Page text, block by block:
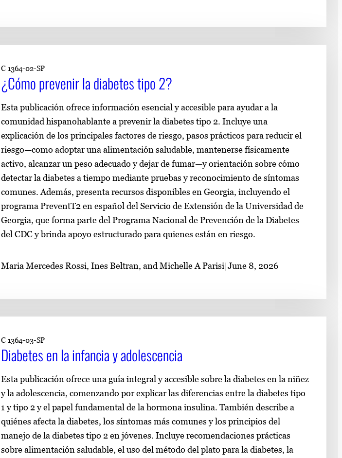
C 1364-02-SP
¿Cómo prevenir la diabetes tipo 2?
Esta publicación ofrece información esencial y accesible para ayudar a la
comunidad hispanohablante a prevenir la diabetes tipo 2. Incluye una
explicación de los principales factores de riesgo, pasos prácticos para reducir el
riesgo—como adoptar una alimentación saludable, mantenerse físicamente
activo, alcanzar un peso adecuado y dejar de fumar—y orientación sobre cómo
detectar la diabetes a tiempo mediante pruebas y reconocimiento de síntomas
comunes. Además, presenta recursos disponibles en Georgia, incluyendo el
programa PreventT2 en español del Servicio de Extensión de la Universidad de
Georgia, que forma parte del Programa Nacional de Prevención de la Diabetes
del CDC y brinda apoyo estructurado para quienes están en riesgo.
Maria Mercedes Rossi, Ines Beltran, and Michelle A Parisi|June 8, 2026
C 1364-03-SP
Diabetes en la infancia y adolescencia
Esta publicación ofrece una guía integral y accesible sobre la diabetes en la niñez
y la adolescencia, comenzando por explicar las diferencias entre la diabetes tipo
1 y tipo 2 y el papel fundamental de la hormona insulina. También describe a
quiénes afecta la diabetes, los síntomas más comunes y los principios del
manejo de la diabetes tipo 2 en jóvenes. Incluye recomendaciones prácticas
sobre alimentación saludable, el uso del método del plato para la diabetes, la